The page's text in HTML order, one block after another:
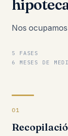
Nos
5 FASES
6 MESES DE
01